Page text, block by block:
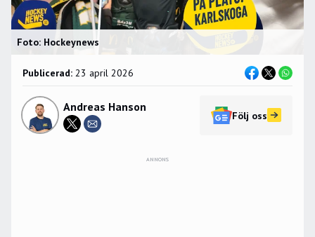
Foto: Hockeynews
Publicerad: 23 april 2026
Andreas Hanson
Följ oss
ANNONS